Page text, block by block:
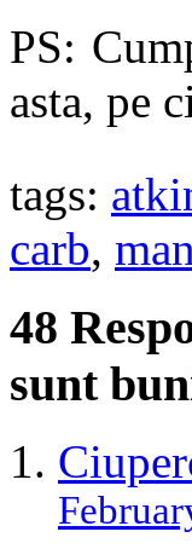
PS:
asta, pe
tags:
carb,
48
sunt